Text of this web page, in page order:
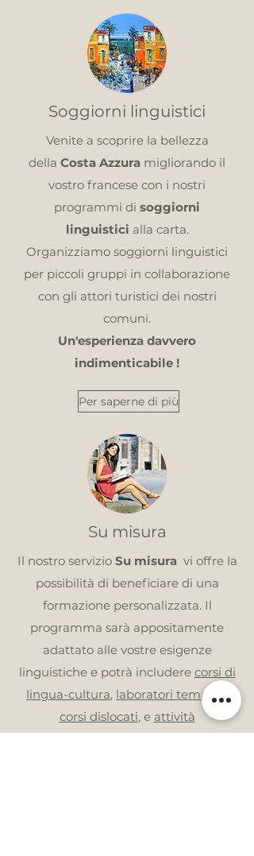
Soggiorni linguistici
Venite a scoprire la bellezza
della Costa Azzura migliorando il
vostro francese con i nostri
programmi di soggiorni
linguistici alla carta.
Organizziamo soggiorni linguistici
per piccoli gruppi in collaborazione
con gli attori turistici dei nostri
comuni.
Un'esperienza davvero
indimenticabile !
Per saperne di più
Su misura
Il nostro servizioSu misuravi offre la
possibilità di beneficiare di una
formazione personalizzata. Il
programma sarà appositamente
adattato alle vostre esigenze
linguistiche e potrà includere corsi di
lingua-cultura, laboratori tematici ,
corsi dislocati, e attività